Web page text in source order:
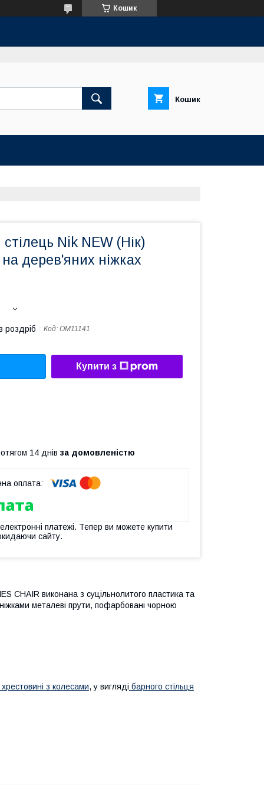
Кошик
Кошик
Nik NEW (Нік)
дерев'яних ніжках
роздріб Код: ОМ11141
Купити з
14 днів за домовленістю
платежі. Тепер ви можете купити
сайту.
CHAIR виконана з суцільнолитого пластика та
металеві прути, пофарбовані чорною
з колесами, у вигляді барного стільця